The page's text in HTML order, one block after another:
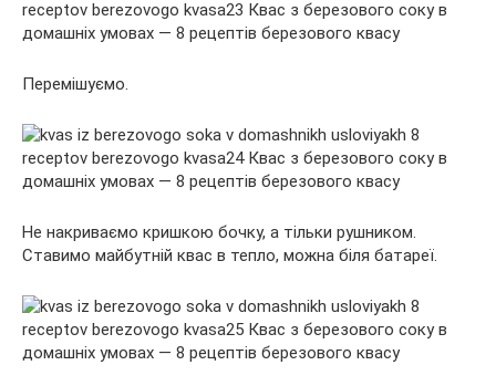
Перемішуємо.
Не накриваємо кришкою бочку, а тільки рушником.
Ставимо майбутній квас в тепло, можна біля батареї.